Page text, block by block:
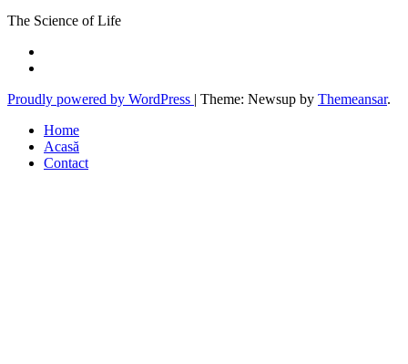
The Science of Life
Proudly powered by WordPress | Theme: Newsup by Themeansar.
Home
Acasă
Contact